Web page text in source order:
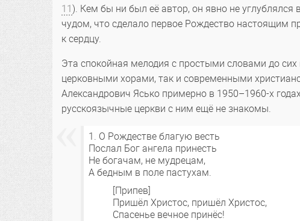
11). Кем бы ни был её автор, он явно не углублялся
чудом, что сделало первое Рождество настоящим
к сердцу.
Эта спокойная мелодия с простыми словами до
церковными хорами, так и современными
Александрович Ясько примерно в 1950–1960-х
русскоязычные церкви с ним ещё не знакомы.
1. О Рождестве благую весть
Послал Бог ангела принесть
Не богачам, не мудрецам,
А бедным в поле пастухам.
[Припев]
Пришёл Христос, пришёл Христос,
Спасенье вечное принёс!